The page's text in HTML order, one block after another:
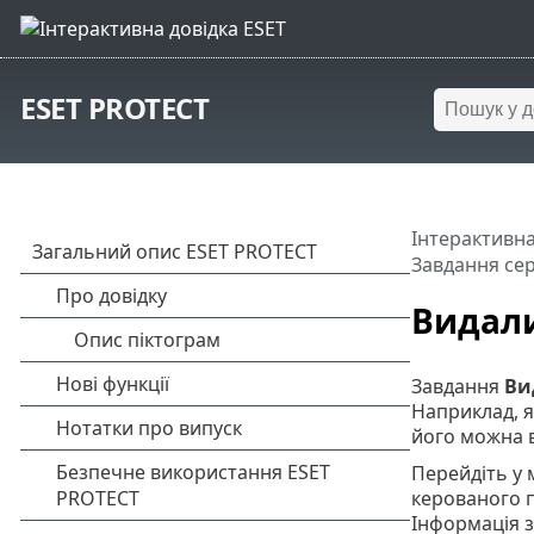
ESET PROTECT
Завдання
Завдання
Наприклад,
його можна
Перейдіть
керованого
Інформація